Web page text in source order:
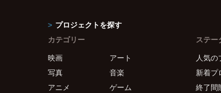
プロジェクトを探す
カテゴリー
映画
アート
写真
音楽
アニメ
ゲーム
ステー
人気の
新着プ
終了間